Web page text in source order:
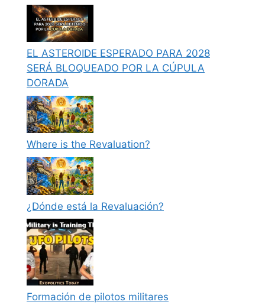
EL ASTEROIDE ESPERADO PARA 2028
SERÁ BLOQUEADO POR LA CÚPULA
DORADA
Where is the Revaluation?
¿Dónde está la Revaluación?
Formación de pilotos militares